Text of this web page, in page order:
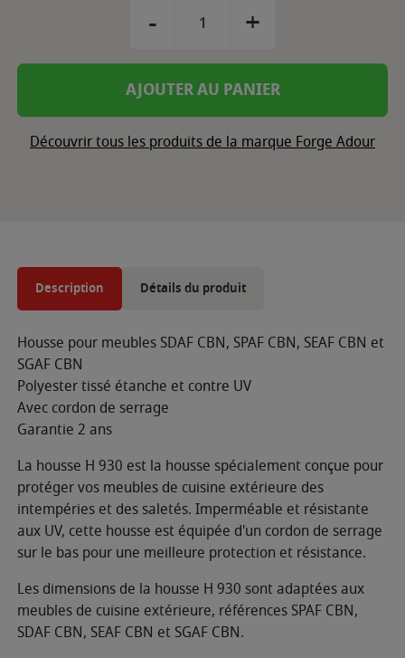
- +
AJOUTER AU PANIER
Découvrir tous les produits de la marque Forge Adour
Description Détails du produit
Housse pour meubles SDAF CBN, SPAF CBN, SEAF CBN et
SGAF CBN
Polyester tissé étanche et contre UV
Avec cordon de serrage
Garantie 2 ans
La housse H 930 est la housse spécialement conçue pour
protéger vos meubles de cuisine extérieure des
intempéries et des saletés. Imperméable et résistante
aux UV, cette housse est équipée d'un cordon de serrage
sur le bas pour une meilleure protection et résistance.
Les dimensions de la housse H 930 sont adaptées aux
meubles de cuisine extérieure, références SPAF CBN,
SDAF CBN, SEAF CBN et SGAF CBN.